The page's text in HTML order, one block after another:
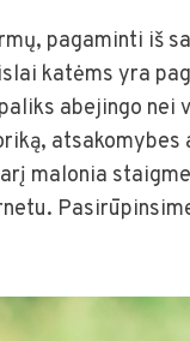
pagaminti iš
katėms yra
abejingo nei
malonia